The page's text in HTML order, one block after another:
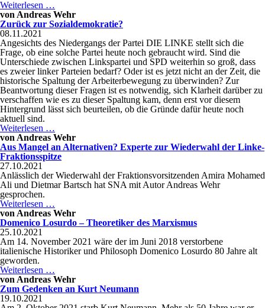
Weiterlesen …
kurze
Liaison
westlichen
Marxismus
mit
den
sich
real
vollziehenden
Kämpfen
Welt
von Andreas Wehr
Zurück zur Sozialdemokratie?
08.11.2021
Angesichts des Niedergangs der Partei DIE LINKE stellt sich die
Frage, ob eine solche Partei heute noch gebraucht wird. Sind die
Unterschiede zwischen Linkspartei und SPD weiterhin so groß, dass
es zweier linker Parteien bedarf? Oder ist es jetzt nicht an der Zeit, die
historische Spaltung der Arbeiterbewegung zu überwinden? Zur
Beantwortung dieser Fragen ist es notwendig, sich Klarheit darüber zu
verschaffen wie es zu dieser Spaltung kam, denn erst vor diesem
Hintergrund lässt sich beurteilen, ob die Gründe dafür heute noch
aktuell sind.
Weiterlesen …
zur
Sozialdemokratie?
von Andreas Wehr
Aus Mangel an Alternativen? Experte zur Wiederwahl der Linke-
Fraktionsspitze
27.10.2021
Anlässlich der Wiederwahl der Fraktionsvorsitzenden Amira Mohamed
Ali und Dietmar Bartsch hat SNA mit Autor Andreas Wehr
gesprochen.
Weiterlesen …
Mangel
an
Experte
zur
Linke-
Fraktionsspitze
von Andreas Wehr
Domenico Losurdo – Theoretiker des Marxismus
25.10.2021
Am 14. November 2021 wäre der im Juni 2018 verstorbene
italienische Historiker und Philosoph Domenico Losurdo 80 Jahre alt
geworden.
Weiterlesen …
Losurdo
–
von Andreas Wehr
Zum Gedenken an Kurt Neumann
19.10.2021